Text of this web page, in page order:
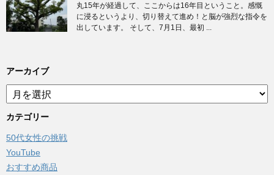
丸15年が経過して、ここからは16年目ということ。感慨
に浸るというより、切り替えて進め！と脳が強烈な指令を
出しています。 そして、7月1日、最初 ...
アーカイブ
ア
ー
カ
ブ
カテゴリー
50代女性の挑戦
YouTube
おすすめ商品